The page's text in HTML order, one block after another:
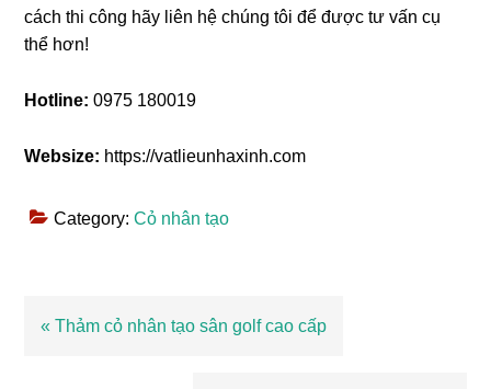
cách thi công hãy liên hệ chúng tôi để được tư vấn cụ
thể hơn!
Hotline: 0975 180019
Websize: https://vatlieunhaxinh.com
Category:Cỏ nhân tạo
Bài
« Thảm cỏ nhân tạo sân golf cao cấp